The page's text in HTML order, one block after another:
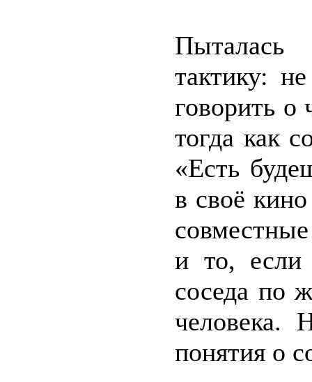
Пыталась
тактику:
говорить
тогда как
«Есть
в своё
и то, если
соседа по
человека.
понятия о